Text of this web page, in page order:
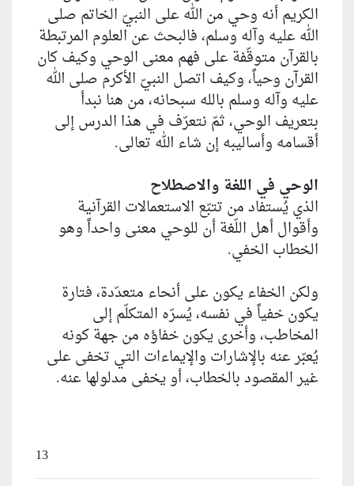
الكريم أنه وحي من الله على النبيّ الخاتم صلى
الله عليه وآله وسلم، فالبحث عن العلوم المرتبطة
بالقرآن متوقّفة على فهم معنى الوحي وكيف كان
القرآن وحياً، وكيف اتصل النبيّ الأكرم صلى الله
عليه وآله وسلم بالله سبحانه، من هنا نبدأ
بتعريف الوحي، ثمّ نتعرّف في هذا الدرس إلى
أقسامه وأساليبه إن شاء الله تعالى.
الوحي في اللغة والاصطلاح
الذي يُستفاد من تتبّع الاستعمالات القرآنية
وأقوال أهل اللّغة أن للوحي معنى واحداً وهو
الخطاب الخفي.
ولكن الخفاء يكون على أنحاء متعدّدة، فتارة
يكون خفياً في نفسه، يُسرّه المتكلّم إلى
المخاطب، وأخرى يكون خفاؤه من جهة كونه
يُعبّر عنه بالإشارات والإيماءات التي تخفى على
غير المقصود بالخطاب، أو يخفى مدلولها عنه.
13